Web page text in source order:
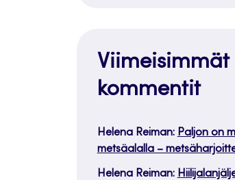
Viimeisimmät
kommentit
Helena Reiman: Paljon on
metsäalalla –
Helena Reiman: